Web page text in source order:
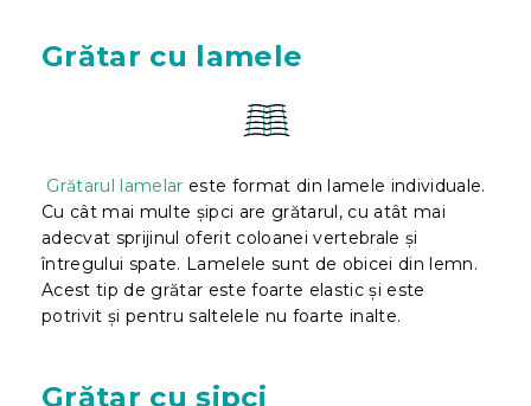
Grătar cu lamele
Grătarul lamelar este format din lamele individuale.
Cu cât mai multe șipci are grătarul, cu atât mai
adecvat sprijinul oferit coloanei vertebrale și
întregului spate. Lamelele sunt de obicei din lemn.
Acest tip de grătar este foarte elastic și este
potrivit și pentru saltelele nu foarte inalte.
Grătar cu șipci